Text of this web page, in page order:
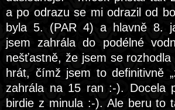
a po odrazu se mi odrazil od
byla 5. (PAR 4) a hlavně 8.
jsem zahrála do podélné
nešťastně, že jsem se rozhodla
hrát, čímž jsem to definitivně
zahrála na 15 ran :-). Docela
birdie z minula :-). Ale beru to